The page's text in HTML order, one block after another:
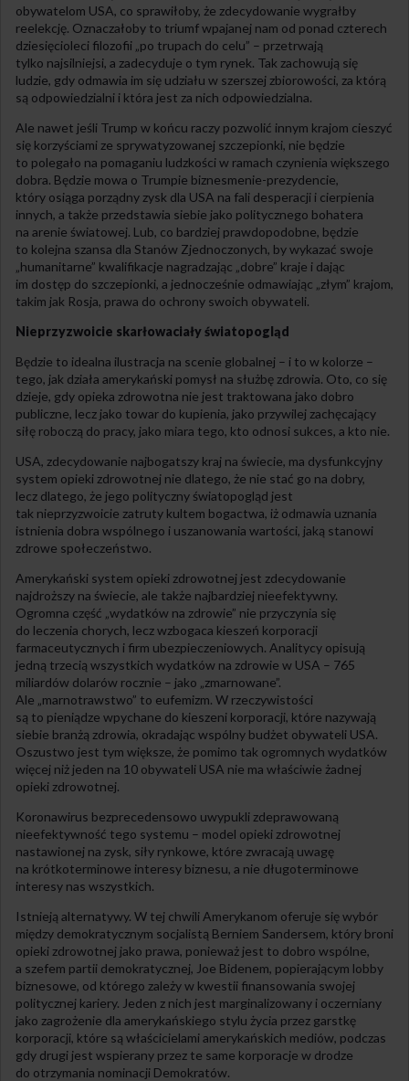
obywatelom USA, co sprawiłoby, że zdecydowanie wygrałby
reelekcję. Oznaczałoby to triumf wpajanej nam od ponad czterech
dziesięcioleci filozofii „po trupach do celu” – przetrwają
tylko najsilniejsi, a zadecyduje o tym rynek. Tak zachowują się
ludzie, gdy odmawia im się udziału w szerszej zbiorowości, za którą
są odpowiedzialni i która jest za nich odpowiedzialna.
Ale nawet jeśli Trump w końcu raczy pozwolić innym krajom cieszyć
się korzyściami ze sprywatyzowanej szczepionki, nie będzie
to polegało na pomaganiu ludzkości w ramach czynienia większego
dobra. Będzie mowa o Trumpie biznesmenie-prezydencie,
który osiąga porządny zysk dla USA na fali desperacji i cierpienia
innych, a także przedstawia siebie jako politycznego bohatera
na arenie światowej. Lub, co bardziej prawdopodobne, będzie
to kolejna szansa dla Stanów Zjednoczonych, by wykazać swoje
„humanitarne” kwalifikacje nagradzając „dobre” kraje i dając
im dostęp do szczepionki, a jednocześnie odmawiając „złym” krajom,
takim jak Rosja, prawa do ochrony swoich obywateli.
Nieprzyzwoicie skarłowaciały światopogląd
Będzie to idealna ilustracja na scenie globalnej – i to w kolorze –
tego, jak działa amerykański pomysł na służbę zdrowia. Oto, co się
dzieje, gdy opieka zdrowotna nie jest traktowana jako dobro
publiczne, lecz jako towar do kupienia, jako przywilej zachęcający
siłę roboczą do pracy, jako miara tego, kto odnosi sukces, a kto nie.
USA, zdecydowanie najbogatszy kraj na świecie, ma dysfunkcyjny
system opieki zdrowotnej nie dlatego, że nie stać go na dobry,
lecz dlatego, że jego polityczny światopogląd jest
tak nieprzyzwoicie zatruty kultem bogactwa, iż odmawia uznania
istnienia dobra wspólnego i uszanowania wartości, jaką stanowi
zdrowe społeczeństwo.
Amerykański system opieki zdrowotnej jest zdecydowanie
najdroższy na świecie, ale także najbardziej nieefektywny.
Ogromna część „wydatków na zdrowie” nie przyczynia się
do leczenia chorych, lecz wzbogaca kieszeń korporacji
farmaceutycznych i firm ubezpieczeniowych. Analitycy opisują
jedną trzecią wszystkich wydatków na zdrowie w USA – 765
miliardów dolarów rocznie – jako „zmarnowane”.
Ale „marnotrawstwo” to eufemizm. W rzeczywistości
są to pieniądze wpychane do kieszeni korporacji, które nazywają
siebie branżą zdrowia, okradając wspólny budżet obywateli USA.
Oszustwo jest tym większe, że pomimo tak ogromnych wydatków
więcej niż jeden na 10 obywateli USA nie ma właściwie żadnej
opieki zdrowotnej.
Koronawirus bezprecedensowo uwypukli zdeprawowaną
nieefektywność tego systemu – model opieki zdrowotnej
nastawionej na zysk, siły rynkowe, które zwracają uwagę
na krótkoterminowe interesy biznesu, a nie długoterminowe
interesy nas wszystkich.
Istnieją alternatywy. W tej chwili Amerykanom oferuje się wybór
między demokratycznym socjalistą Berniem Sandersem, który broni
opieki zdrowotnej jako prawa, ponieważ jest to dobro wspólne,
a szefem partii demokratycznej, Joe Bidenem, popierającym lobby
biznesowe, od którego zależy w kwestii finansowania swojej
politycznej kariery. Jeden z nich jest marginalizowany i oczerniany
jako zagrożenie dla amerykańskiego stylu życia przez garstkę
korporacji, które są właścicielami amerykańskich mediów, podczas
gdy drugi jest wspierany przez te same korporacje w drodze
do otrzymania nominacji Demokratów.